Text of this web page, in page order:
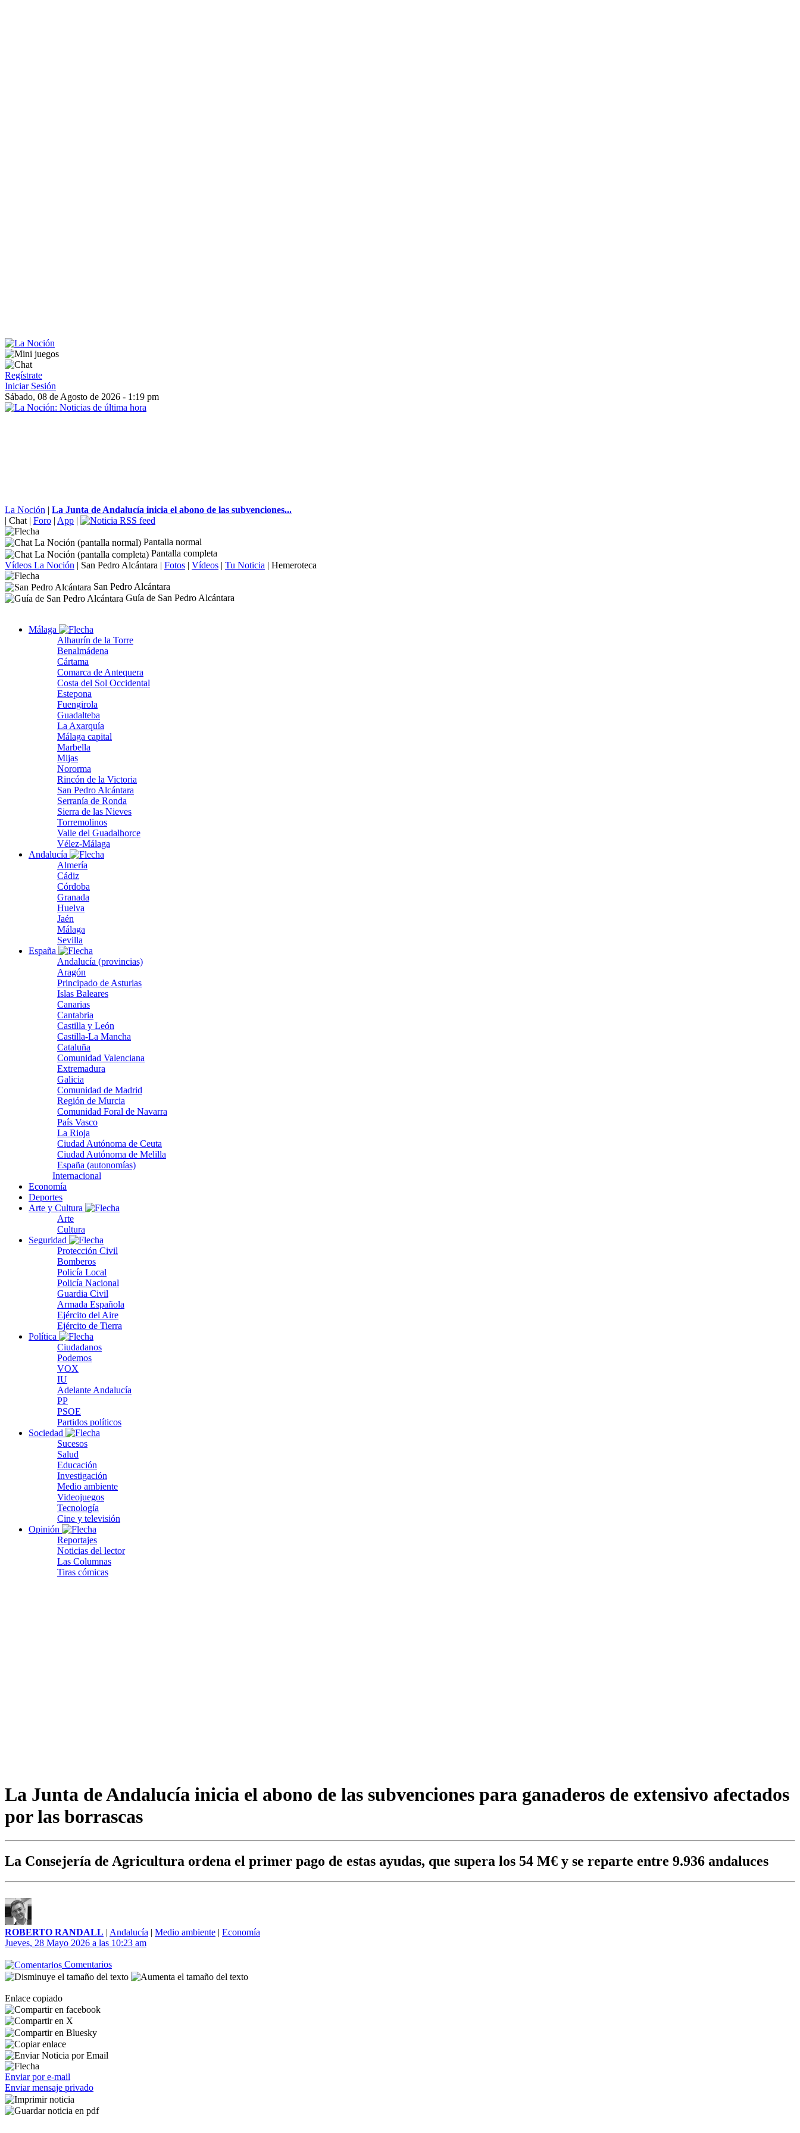
Regístrate
Iniciar Sesión
Sábado, 08 de Agosto de 2026 - 1:19 pm
La Noción | La Junta de Andalucía inicia el abono de las subvenciones...
| Chat | Foro | App |
Pantalla normal
Pantalla completa
Vídeos La Noción | San Pedro Alcántara | Fotos | Vídeos | Tu Noticia | Hemeroteca
San Pedro Alcántara
Guía de San Pedro Alcántara
Málaga
Alhaurín de la Torre
Benalmádena
Cártama
Comarca de Antequera
Costa del Sol Occidental
Estepona
Fuengirola
Guadalteba
La Axarquía
Málaga capital
Marbella
Mijas
Nororma
Rincón de la Victoria
San Pedro Alcántara
Serranía de Ronda
Sierra de las Nieves
Torremolinos
Valle del Guadalhorce
Vélez-Málaga
Andalucía
Almería
Cádiz
Córdoba
Granada
Huelva
Jaén
Málaga
Sevilla
España
Andalucía (provincias)
Aragón
Principado de Asturias
Islas Baleares
Canarias
Cantabria
Castilla y León
Castilla-La Mancha
Cataluña
Comunidad Valenciana
Extremadura
Galicia
Comunidad de Madrid
Región de Murcia
Comunidad Foral de Navarra
País Vasco
La Rioja
Ciudad Autónoma de Ceuta
Ciudad Autónoma de Melilla
España (autonomías)
Internacional
Economía
Deportes
Arte y Cultura
Arte
Cultura
Seguridad
Protección Civil
Bomberos
Policía Local
Policía Nacional
Guardia Civil
Armada Española
Ejército del Aire
Ejército de Tierra
Política
Ciudadanos
Podemos
VOX
IU
Adelante Andalucía
PP
PSOE
Partidos políticos
Sociedad
Sucesos
Salud
Educación
Investigación
Medio ambiente
Videojuegos
Tecnología
Cine y televisión
Opinión
Reportajes
Noticias del lector
Las Columnas
Tiras cómicas
La Junta de Andalucía inicia el abono de las subvenciones para ganaderos de extensivo afectados
por las borrascas
La Consejería de Agricultura ordena el primer pago de estas ayudas, que supera los 54 M€ y se reparte entre 9.936 andaluces
ROBERTO RANDALL | Andalucía | Medio ambiente | Economía
Jueves, 28 Mayo 2026 a las 10:23 am
Comentarios
Enlace copiado
Enviar por e-mail
Enviar mensaje privado